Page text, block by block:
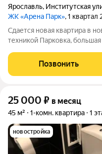
Ярославль, Институтская
ЖК «Арена Парк», 1 квартал
Сдается новая квартира в
техникой Парковка,
Позвонить
25 000 ₽ в месяц
45 м² 1-комн. квартира 1
новостройка